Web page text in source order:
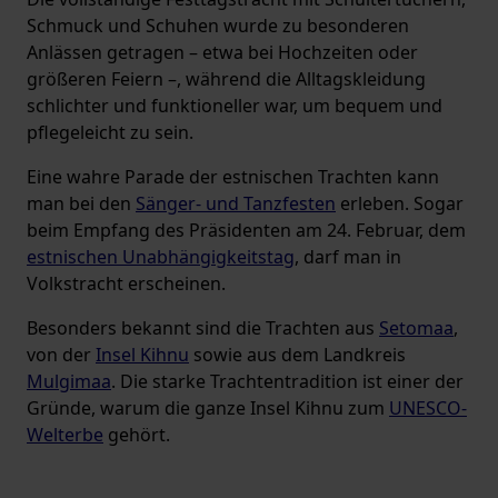
Schmuck und Schuhen wurde zu besonderen
Anlässen getragen – etwa bei Hochzeiten oder
größeren Feiern –, während die Alltagskleidung
schlichter und funktioneller war, um bequem und
pflegeleicht zu sein.
Eine wahre Parade der estnischen Trachten kann
man bei den Sänger- und Tanzfesten erleben. Sogar
beim Empfang des Präsidenten am 24. Februar, dem
estnischen Unabhängigkeitstag, darf man in
Volkstracht erscheinen.
Besonders bekannt sind die Trachten aus Setomaa,
von der Insel Kihnu sowie aus dem Landkreis
Mulgimaa. Die starke Trachtentradition ist einer der
Gründe, warum die ganze Insel Kihnu zum UNESCO-
Welterbe gehört.